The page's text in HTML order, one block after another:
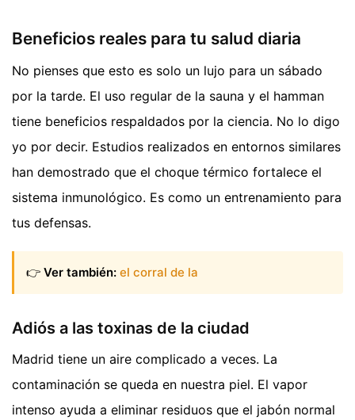
Beneficios reales para tu salud diaria
No pienses que esto es solo un lujo para un sábado
por la tarde. El uso regular de la sauna y el hamman
tiene beneficios respaldados por la ciencia. No lo digo
yo por decir. Estudios realizados en entornos similares
han demostrado que el choque térmico fortalece el
sistema inmunológico. Es como un entrenamiento para
tus defensas.
👉 Ver también: el corral de la
Adiós a las toxinas de la ciudad
Madrid tiene un aire complicado a veces. La
contaminación se queda en nuestra piel. El vapor
intenso ayuda a eliminar residuos que el jabón normal